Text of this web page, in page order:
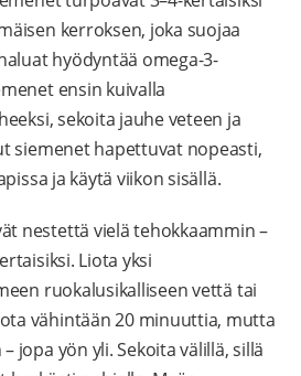
kerroksen, joka suojaa
hyödyntää omega-3-
ensin kuivalla
sekoita jauhe veteen ja
siemenet hapettuvat nopeasti,
ja käytä viikon sisällä.
nestettä vielä tehokkaammin –
Liota yksi
ruokalusikalliseen vettä tai
vähintään 20 minuuttia, mutta
jopa yön yli. Sekoita välillä, sillä